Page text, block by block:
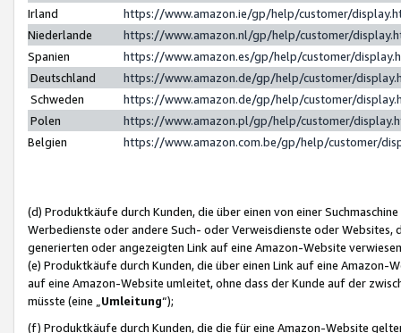
Irland
https://www.amazon.ie/gp/help/customer/
Niederlande
https://www.amazon.nl/gp/help/customer/
Spanien
https://www.amazon.es/gp/help/customer/
Deutschland
https://www.amazon.de/gp/help/customer/
Schweden
https://www.amazon.de/gp/help/customer/
Polen
https://www.amazon.pl/gp/help/customer/
Belgien
https://www.amazon.com.be/gp/help/customer/
(d) Produktkäufe durch Kunden, die über einen von einer
Werbedienste oder andere Such- oder Verweisdienste oder Websites,
generierten oder angezeigten Link auf eine Amazon-Website
(e) Produktkäufe durch Kunden, die über einen Link auf eine
auf eine Amazon-Website umleitet, ohne dass der Kunde auf der
müsste (eine „ Umleitung“);
(f) Produktkäufe durch Kunden, die die für eine Amazon-Website